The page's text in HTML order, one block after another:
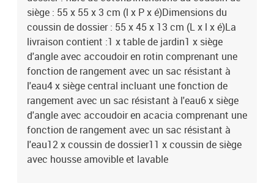
siège : 55 x 55 x 3 cm (l x P x é)Dimensions du
coussin de dossier : 55 x 45 x 13 cm (L x l x é)La
livraison contient :1 x table de jardin1 x siège
d'angle avec accoudoir en rotin comprenant une
fonction de rangement avec un sac résistant à
l'eau4 x siège central incluant une fonction de
rangement avec un sac résistant à l'eau6 x siège
d'angle avec accoudoir en acacia comprenant une
fonction de rangement avec un sac résistant à
l'eau12 x coussin de dossier11 x coussin de siège
avec housse amovible et lavable